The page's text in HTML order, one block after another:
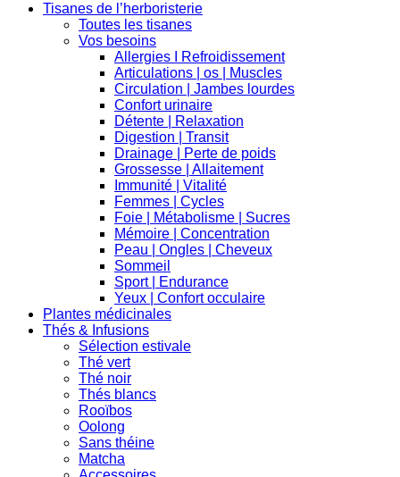
Tisanes de l’herboristerie
Toutes les tisanes
Vos besoins
Allergies I Refroidissement
Articulations | os | Muscles
Circulation | Jambes lourdes
Confort urinaire
Détente | Relaxation
Digestion | Transit
Drainage | Perte de poids
Grossesse | Allaitement
Immunité | Vitalité
Femmes | Cycles
Foie | Métabolisme | Sucres
Mémoire | Concentration
Peau | Ongles | Cheveux
Sommeil
Sport | Endurance
Yeux | Confort occulaire
Plantes médicinales
Thés & Infusions
Sélection estivale
Thé vert
Thé noir
Thés blancs
Rooïbos
Oolong
Sans théine
Matcha